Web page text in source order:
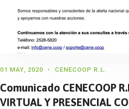
01 MAY, 2020 CENECOOP R.L.
Comunicado CENECOOP
VIRTUAL Y PRESENCIAL